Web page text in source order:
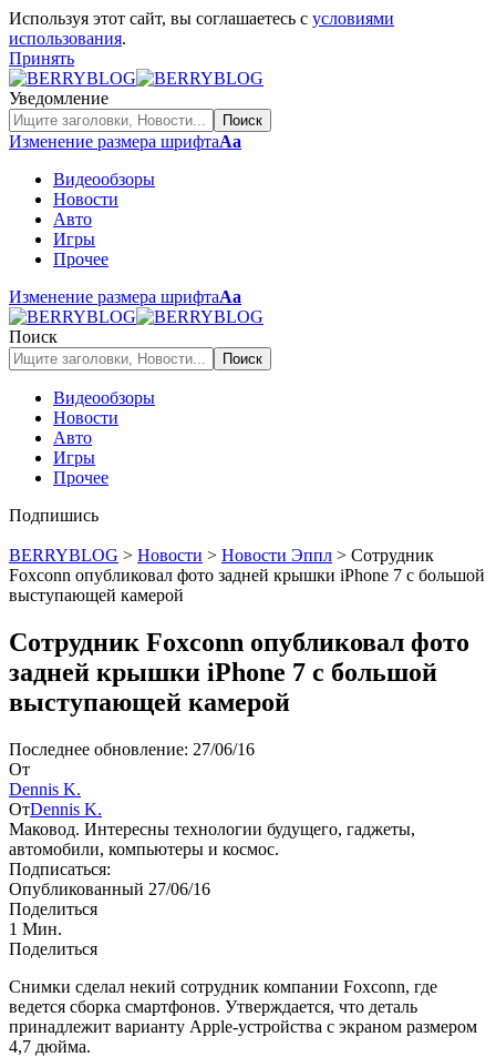
Используя этот сайт, вы соглашаетесь с условиями
использования.
Принять
Уведомление
Изменение размера шрифтаАа
Видеообзоры
Новости
Авто
Игры
Прочее
Изменение размера шрифтаАа
Поиск
Видеообзоры
Новости
Авто
Игры
Прочее
Подпишись
BERRYBLOG > Новости > Новости Эппл > Сотрудник
Foxconn опубликовал фото задней крышки iPhone 7 с большой
выступающей камерой
Сотрудник Foxconn опубликовал фото
задней крышки iPhone 7 с большой
выступающей камерой
Последнее обновление: 27/06/16
От
Dennis K.
ОтDennis K.
Маковод. Интересны технологии будущего, гаджеты,
автомобили, компьютеры и космос.
Подписаться:
Опубликованный 27/06/16
Поделиться
1 Мин.
Поделиться
Снимки сделал некий сотрудник компании Foxconn, где
ведется сборка смартфонов. Утверждается, что деталь
принадлежит варианту Apple-устройства с экраном размером
4,7 дюйма.